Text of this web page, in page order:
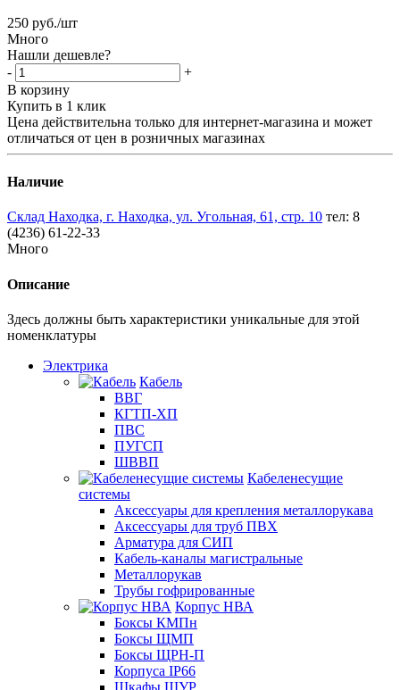
250 руб./шт
Много
Нашли дешевле?
-
+
В корзину
Купить в 1 клик
Цена действительна только для интернет-магазина и может
отличаться от цен в розничных магазинах
Наличие
Склад Находка, г. Находка, ул. Угольная, 61, стр. 10 тел: 8
(4236) 61-22-33
Много
Описание
Здесь должны быть характеристики уникальные для этой
номенклатуры
Электрика
Кабель
ВВГ
КГТП-ХП
ПВС
ПУГСП
ШВВП
Кабеленесущие
системы
Аксессуары для крепления металлорукава
Аксессуары для труб ПВХ
Арматура для СИП
Кабель-каналы магистральные
Металлорукав
Трубы гофрированные
Корпус НВА
Боксы КМПн
Боксы ЩМП
Боксы ЩРН-П
Корпуса IP66
Шкафы ЩУР